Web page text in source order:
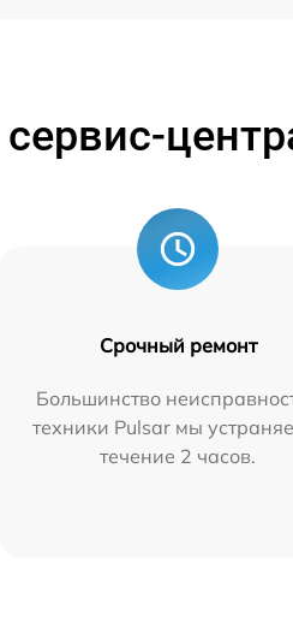
Срочный ремонт
Большинство
техники Pulsar мы
течение 2 часов.